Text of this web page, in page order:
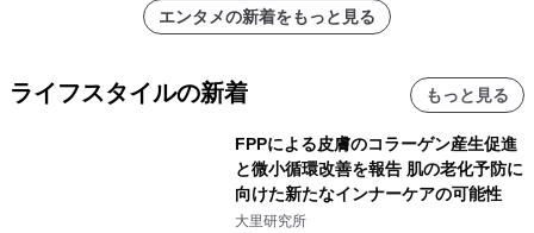
エンタメの新着をもっと見る
ライフスタイルの新着 もっと見る
FPPによる皮膚のコラーゲン産生促進
と微小循環改善を報告 肌の老化予防に
向けた新たなインナーケアの可能性
大里研究所